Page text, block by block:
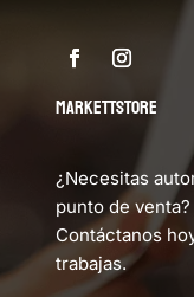
MARKETTSTORE
¿Necesitas
punto de venta?
Contáctanos
trabajas.